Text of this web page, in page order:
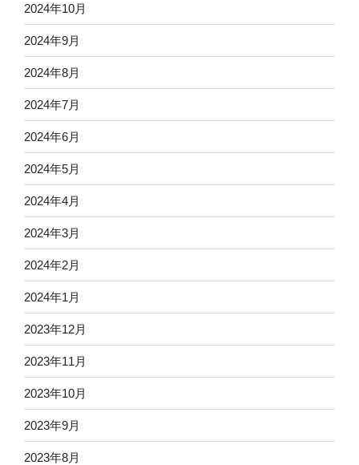
2024年10月
2024年9月
2024年8月
2024年7月
2024年6月
2024年5月
2024年4月
2024年3月
2024年2月
2024年1月
2023年12月
2023年11月
2023年10月
2023年9月
2023年8月